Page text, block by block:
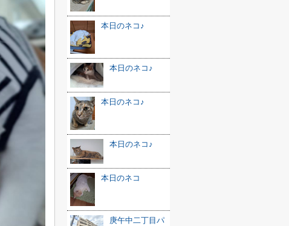
本日のネコ♪
本日のネコ♪
本日のネコ♪
本日のネコ♪
本日のネコ
庚午中二丁目パ